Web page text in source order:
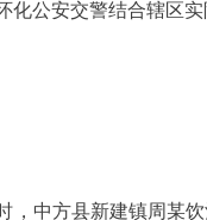
化公安交警结合辖区
，中方县新建镇周某